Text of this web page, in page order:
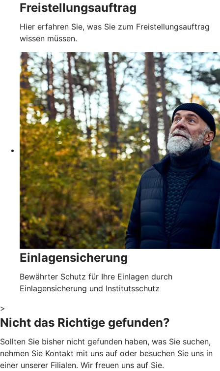
Freistellungsauftrag
Hier erfahren Sie, was Sie zum Freistellungsauftrag
wissen müssen.
Einlagensicherung
Bewährter Schutz für Ihre Einlagen durch
Einlagensicherung und Institutsschutz
>
Nicht das Richtige gefunden?
Sollten Sie bisher nicht gefunden haben, was Sie suchen,
nehmen Sie Kontakt mit uns auf oder besuchen Sie uns in
einer unserer Filialen. Wir freuen uns auf Sie.